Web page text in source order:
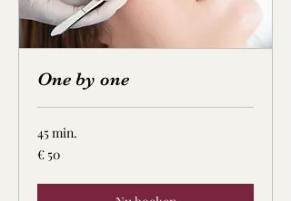
One by one
45 min.
50
euro
€ 50